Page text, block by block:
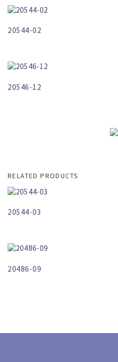
20544-02
20546-12
RELATED PRODUCTS
20544-03
20486-09